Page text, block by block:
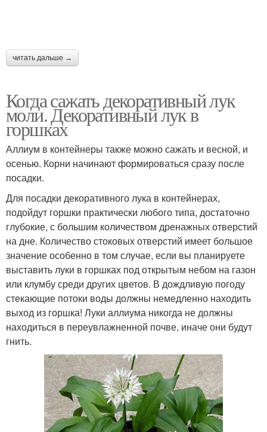
читать дальше →
Когда сажать декоративный лук
моли. Декоративный лук в
горшках
Аллиум в контейнеры также можно сажать и весной, и
осенью. Корни начинают формироваться сразу после
посадки.
Для посадки декоративного лука в контейнерах,
подойдут горшки практически любого типа, достаточно
глубокие, с большим количеством дренажных отверстий
на дне. Количество стоковых отверстий имеет большое
значение особенно в том случае, если вы планируете
выставить луки в горшках под открытым небом на газон
или клумбу среди других цветов. В дождливую погоду
стекающие потоки воды должны немедленно находить
выход из горшка! Луки аллиума никогда не должны
находиться в переувлажненной почве, иначе они будут
гнить.